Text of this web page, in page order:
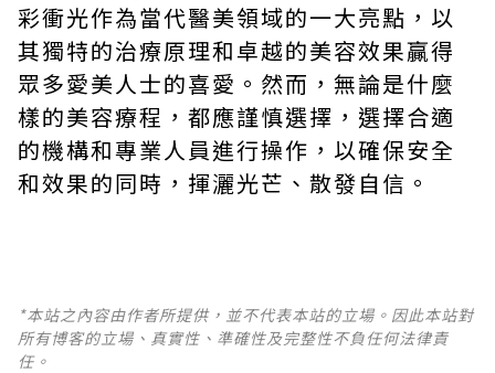
彩衝光作為當代醫美領域的一大亮點，以
其獨特的治療原理和卓越的美容效果贏得
眾多愛美人士的喜愛。然而，無論是什麼
樣的美容療程，都應謹慎選擇，選擇合適
的機構和專業人員進行操作，以確保安全
和效果的同時，揮灑光芒、散發自信。
*本站之內容由作者所提供，並不代表本站的立場。因此本站對
所有博客的立場、真實性、準確性及完整性不負任何法律責
任。